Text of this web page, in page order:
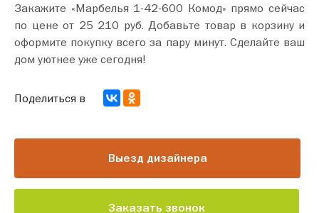
Закажите «Марбелья 1-42-600 Комод» прямо сейчас
по цене от 25 210 руб. Добавьте товар в корзину и
оформите покупку всего за пару минут. Сделайте ваш
дом уютнее уже сегодня!
Выезд дизайнера
Заказать звонок
Поделиться в